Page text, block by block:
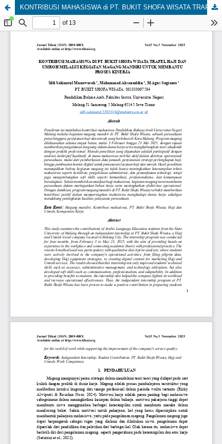
KONTRIBUSI MAHASISWA di PT. BUKIT SHOFA WISATA TRAFEL HAJI DAN UMROH MELALUI KEGIATAN MAGANG MANDIRI UNTUK MEMBANTU PROSES KINERJA